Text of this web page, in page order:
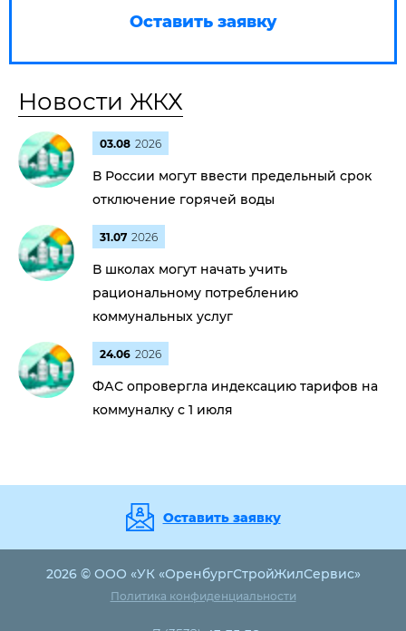
Оставить заявку
Новости ЖКХ
03.08 2026
В России могут ввести предельный срок
отключение горячей воды
31.07 2026
В школах могут начать учить
рациональному потреблению
коммунальных услуг
24.06 2026
ФАС опровергла индексацию тарифов на
коммуналку с 1 июля
Оставить заявку
2026 © ООО «УК «ОренбургСтройЖилСервис»
Политика конфиденциальности